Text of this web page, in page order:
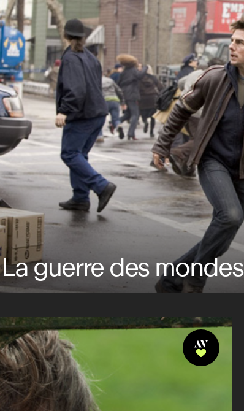
La guerre des mondes